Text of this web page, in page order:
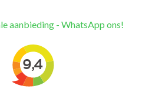
aanbieding - WhatsApp ons!